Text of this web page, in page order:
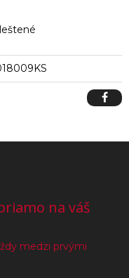
na váš
medzi prvými